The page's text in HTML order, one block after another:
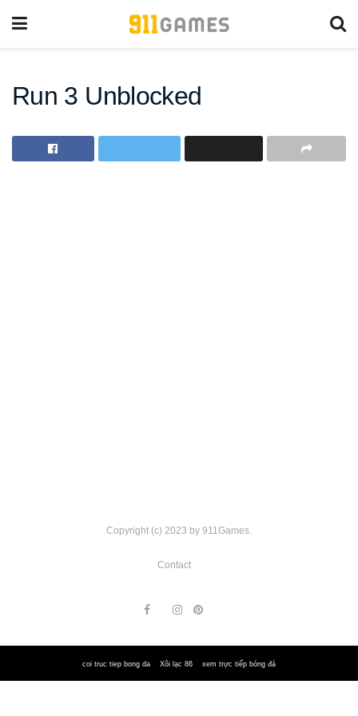
Run 3 Unblocked
Copyright (c) 2023 by 911Games.
Contact
coi truc tiep bong da Xôi lạc 86 xem trực tiếp bóng đá